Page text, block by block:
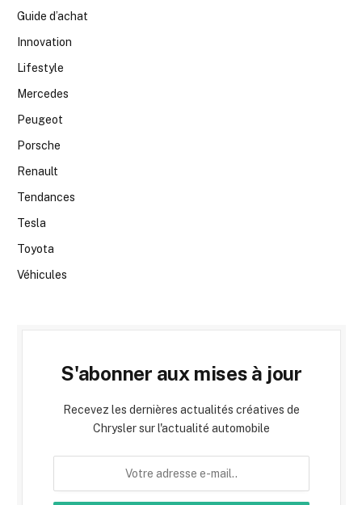
Guide d’achat
Innovation
Lifestyle
Mercedes
Peugeot
Porsche
Renault
Tendances
Tesla
Toyota
Véhicules
S'abonner aux mises à jour
Recevez les dernières actualités créatives de
Chrysler sur l'actualité automobile